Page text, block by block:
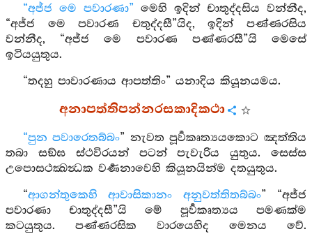
“අජ්ජ මෙ පවාරණා” මෙහි ඉදින් චාතුද්දසිය වන්නීද,
“අජ්ජ මෙ පවාරණ චතුද්දසී”යිද, ඉදින් පණ්ණරසිය
වන්නීද, “අජ්ජ මෙ පවාරණ පණ්ණරසී”යි මෙසේ
ඉටියයුතුය.
“තදහු පාවාරණාය ආපත්තිං” යනාදිය කියූනයමය.
අනාපත්තිපන්නරසකාදිකථා
“පුන පවාරෙතබ්බං” නැවත පූර්‍වකෘත්‍යයකොට ඤත්තිය
තබා සඞ්ඝ ස්ථවිරයන් පටන් පැවැරිය යුතුය. සෙස්ස
උපොසථක්‍ඛන්‍ධක වර්‍ණනාවෙහි කියූනයින්ම දතයුතුය.
“ආගන්තුකෙහි ආවාසිකානං අනුවත්තිතබ්බං” “අජ්ජ
පවාරණා චාතුද්දසී”යි මේ පූර්‍වකෘත්‍යය පමණක්ම
කටයුතුය. පණ්ණරසික වාරයෙහිද මෙනය වේ.